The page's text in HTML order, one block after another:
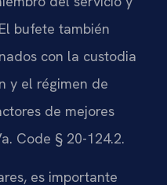
bufete también
con la custodia
y el régimen de
de mejores
Code § 20-124.2.
es importante